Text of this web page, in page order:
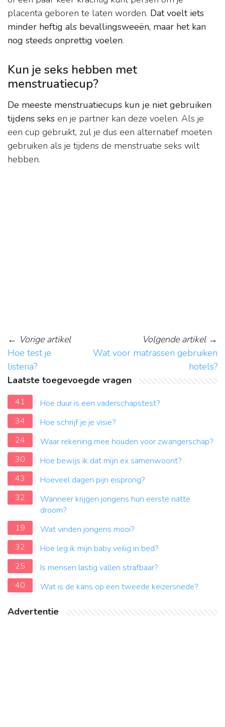
placenta geboren te laten worden. Dat voelt iets
minder heftig als bevallingsweeën, maar het kan
nog steeds onprettig voelen.
Kun je seks hebben met
menstruatiecup?
De meeste menstruatiecups kun je niet gebruiken
tijdens seks en je partner kan deze voelen. Als je
een cup gebruikt, zul je dus een alternatief moeten
gebruiken als je tijdens de menstruatie seks wilt
hebben.
← Vorige artikel
Hoe test je
listeria?
Volgende artikel→
Wat voor matrassen gebruiken
hotels?
Laatste toegevoegde vragen
41
Hoe duur is een vaderschapstest?
34
Hoe schrijf je je visie?
24
Waar rekening mee houden voor zwangerschap?
30
Hoe bewijs ik dat mijn ex samenwoont?
43
Hoeveel dagen pijn eisprong?
32
Wanneer krijgen jongens hun eerste natte
droom?
19
Wat vinden jongens mooi?
32
Hoe leg ik mijn baby veilig in bed?
25
Is mensen lastig vallen strafbaar?
40
Wat is de kans op een tweede keizersnede?
Advertentie